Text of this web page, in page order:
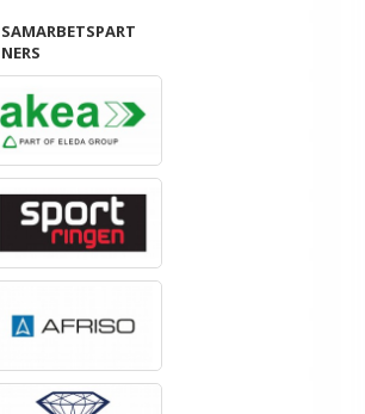
SAMARBETSPART
NERS